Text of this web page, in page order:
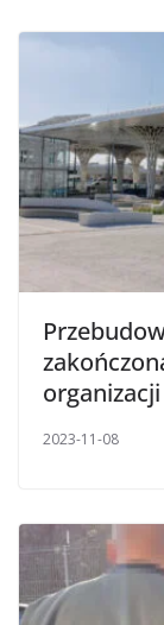
2023-11-08